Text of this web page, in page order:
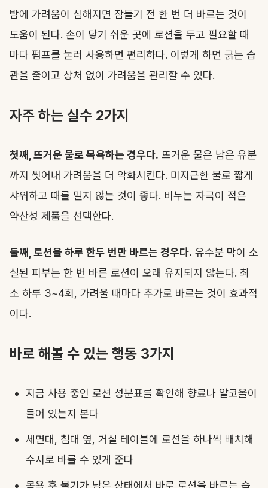
밤에 가려움이 심해지면 잠들기 전 한 번 더 바르는 것이
도움이 된다. 손이 닿기 쉬운 곳에 로션을 두고 필요할 때
마다 펌프를 눌러 사용하면 편리하다. 이렇게 하면 긁는 습
관을 줄이고 상처 없이 가려움을 관리할 수 있다.
자주 하는 실수 2가지
첫째, 뜨거운 물로 목욕하는 경우다. 뜨거운 물은 남은 유분
까지 씻어내 가려움을 더 악화시킨다. 미지근한 물로 짧게
샤워하고 때를 밀지 않는 것이 좋다. 비누는 자극이 적은
약산성 제품을 선택한다.
둘째, 로션을 하루 한두 번만 바르는 경우다. 유수분 막이 소
실된 피부는 한 번 바른 로션이 오래 유지되지 않는다. 최
소 하루 3~4회, 가려울 때마다 추가로 바르는 것이 효과적
이다.
바로 해볼 수 있는 행동 3가지
지금 사용 중인 로션 성분표를 확인해 향료나 알코올이
들어 있는지 본다
세면대, 침대 옆, 거실 테이블에 로션을 하나씩 배치해
수시로 바를 수 있게 준다
목욕 후 물기가 남은 상태에서 바로 로션을 바르는 습